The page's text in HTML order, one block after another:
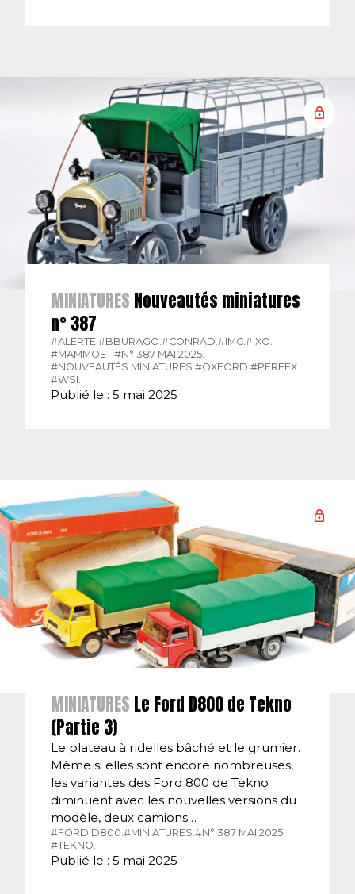
MINIATURES Nouveautés miniatures
n° 387
#ALERTE.#BBURAGO.#CONRAD.#IMC.#IXO.
#MAMMOET.#N° 387 MAI 2025.
#NOUVEAUTÉS MINIATURES.#OXFORD.#PERFEX.
#WSI.
Publié le : 5 mai 2025
MINIATURES Le Ford D800 de Tekno
(Partie 3)
Le plateau à ridelles bâché et le grumier.
Même si elles sont encore nombreuses,
les variantes des Ford 800 de Tekno
diminuent avec les nouvelles versions du
modèle, deux camions…
#FORD D800.#MINIATURES.#N° 387 MAI 2025.
#TEKNO.
Publié le : 5 mai 2025